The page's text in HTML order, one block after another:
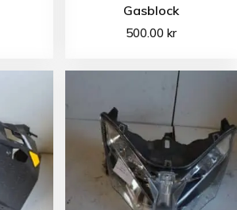
Gasblock
500.00 kr